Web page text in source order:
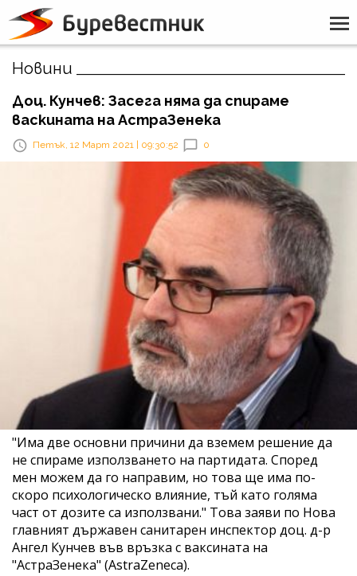
Новини
Доц. Кунчев: Засега няма да спираме
васкината на АстраЗенека
Петък, 12 Март 2021 | 09:30:52 0
"Има две основни причини да вземем решение да
не спираме използването на партидата. Според
мен можем да го направим, но това ще има по-
скоро психологическо влияние, тъй като голяма
част от дозите са използвани." Това заяви по Нова
главният държавен санитарен инспектор доц. д-р
Ангел Кунчев във връзка с ваксината на
"АстраЗенека" (AstraZeneca).